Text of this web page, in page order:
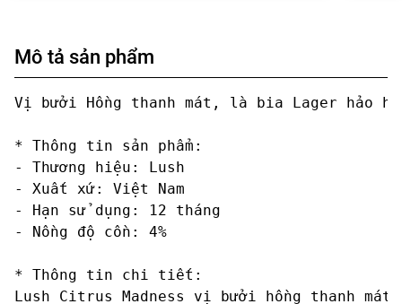
Mô tả sản phẩm
Vị bưởi Hồng thanh mát, là bia Lager hảo
* Thông tin sản phẩm:
- Thương hiệu: Lush
- Xuất xứ: Việt Nam
- Hạn sử dụng: 12 tháng
- Nồng độ cồn: 4%
* Thông tin chi tiết:
Lush Citrus Madness vị bưởi hồng thanh